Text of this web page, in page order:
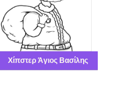
Χίπστερ Άγιος Βασίλης